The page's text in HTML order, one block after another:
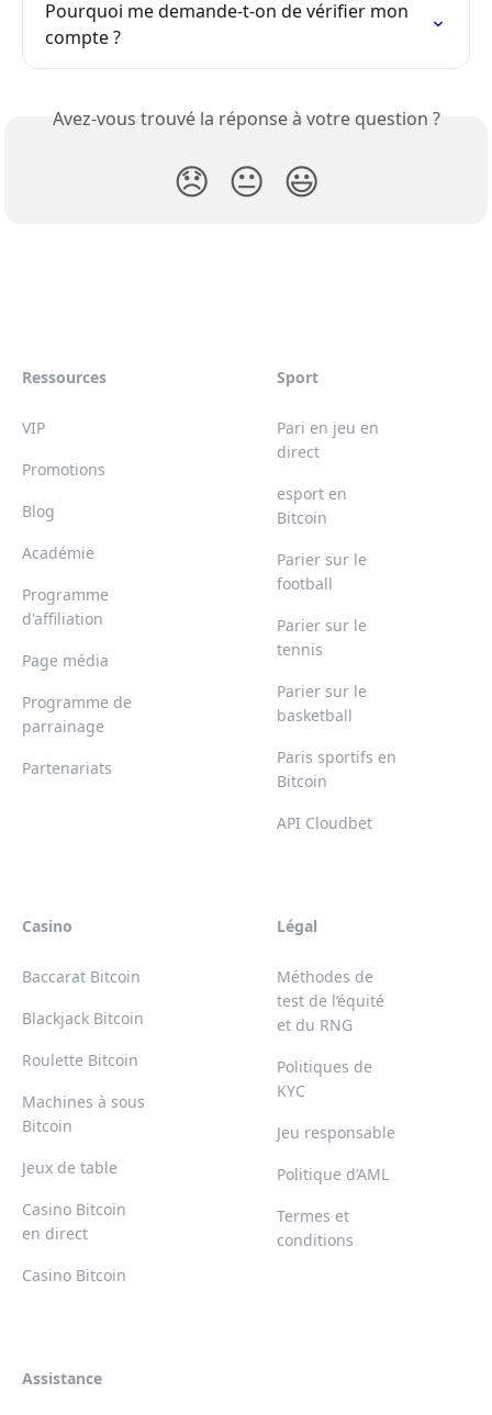
Pourquoi me demande-t-on de vérifier mon
compte ?
Avez-vous trouvé la réponse à votre question ?
😞 😐 😃
Ressources
VIP
Promotions
Blog
Académie
Programme
d'affiliation
Page média
Programme de
parrainage
Partenariats
Sport
Pari en jeu en
direct
esport en
Bitcoin
Parier sur le
football
Parier sur le
tennis
Parier sur le
basketball
Paris sportifs en
Bitcoin
API Cloudbet
Casino
Baccarat Bitcoin
Blackjack Bitcoin
Roulette Bitcoin
Machines à sous
Bitcoin
Jeux de table
Casino Bitcoin
en direct
Casino Bitcoin
Légal
Méthodes de
test de l’équité
et du RNG
Politiques de
KYC
Jeu responsable
Politique d’AML
Termes et
conditions
Assistance